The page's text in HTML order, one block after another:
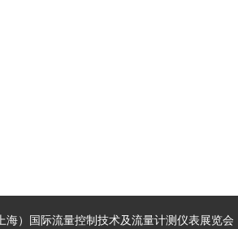
海）国际流量控制技术及流量计测仪表展览会